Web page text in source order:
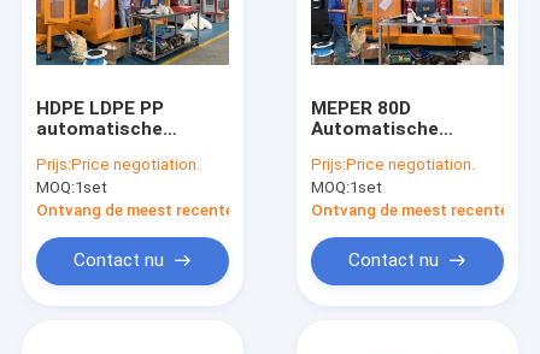
Het Afgietselmachine van de hoge snelheidsinjectie
Het Afgietselmachine van de HUISDIERENinjectie
pvc-de machine van het injectieafgietsel
Medische Injectie het Vormen Machine
HDPE LDPE PP
automatische
blaasgietmachine
Prijs:Price negotiation.
MOQ:1set
Ontvang de meest recente Prijs
Contact nu
MEPER 80D
Automatische
blaasgietmachine
met Schneider
contactor
Prijs:Price negotiation.
MOQ:1set
Ontvang de meest recente
Contact nu